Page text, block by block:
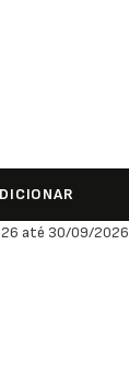
até 30/09/2026